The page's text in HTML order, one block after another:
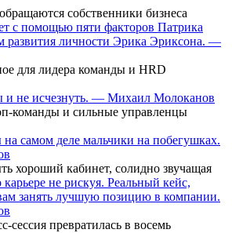
собственники бизнеса
с помощью пяти факторов Патрика
развития личности Эрика Эриксона. —
для лидера команды и HRD
и не исчезнуть. — Михаил Молоканов
команды и сильные управленцы
самом деле мальчики на побегушках.
хороший кабинет, солидно звучащая
не рискуя. Реальный кейс,
занять лучшую позицию в компании.
сессия превратилась в восемь